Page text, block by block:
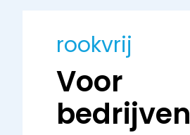
rookvrij
Voor
bedrijven